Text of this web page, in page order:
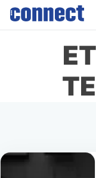
Skip
content